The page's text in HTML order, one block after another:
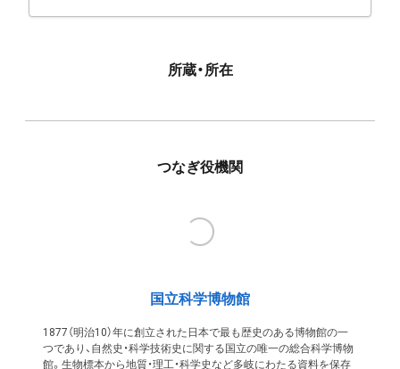
所蔵・所在
つなぎ役機関
国立科学博物館
1877（明治10）年に創立された日本で最も歴史のある博物館の一
つであり、自然史・科学技術史に関する国立の唯一の総合科学博物
館。生物標本から地質・理工・科学史など多岐にわたる資料を保存